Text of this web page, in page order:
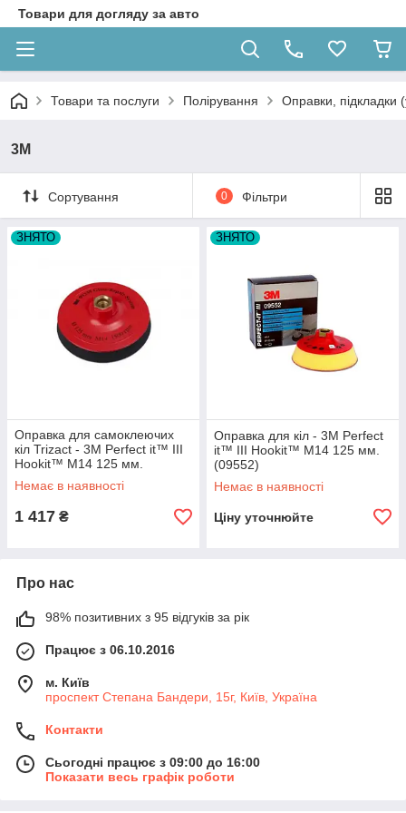
Товари для догляду за авто
Товари та послуги Полірування Оправки, підкладки
3M
Сортування 0 Фільтри
ЗНЯТО
Оправка для самоклеючих
кіл Trizact - 3M Perfect it™ III
Hookit™ М14 125 мм.
червоно-чорна (09339)
Немає в наявності
1 417 ₴
ЗНЯТО
Оправка для кіл - 3M Perfect
it™ III Hookit™ М14 125 мм.
(09552)
Немає в наявності
Ціну уточнюйте
Про нас
98% позитивних з 95 відгуків за рік
Працює з 06.10.2016
м. Київ
проспект Степана Бандери, 15г, Київ, Україна
Контакти
Сьогодні працює з 09:00 до 16:00
Показати весь графік роботи